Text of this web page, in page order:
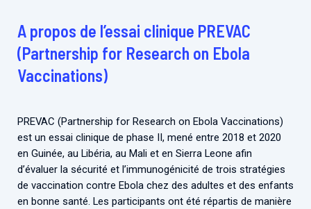
A propos de l’essai clinique PREVAC
(Partnership for Research on Ebola
Vaccinations)
PREVAC (Partnership for Research on Ebola Vaccinations)
est un essai clinique de phase II, mené entre 2018 et 2020
en Guinée, au Libéria, au Mali et en Sierra Leone afin
d’évaluer la sécurité et l’immunogénicité de trois stratégies
de vaccination contre Ebola chez des adultes et des enfants
en bonne santé. Les participants ont été répartis de manière